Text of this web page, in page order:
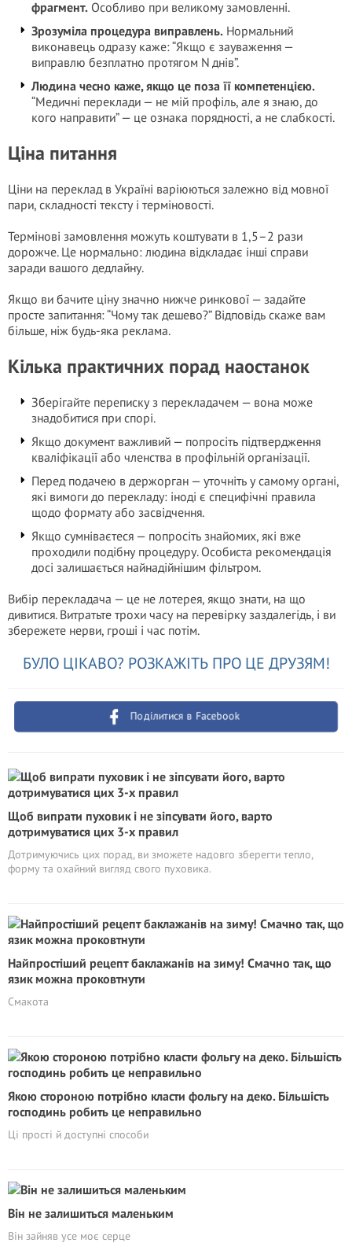
фрагмент. Особливо при великому замовленні.
Зрозуміла процедура виправлень. Нормальний
виконавець одразу каже: “Якщо є зауваження —
виправлю безплатно протягом N днів”.
Людина чесно каже, якщо це поза її компетенцією.
“Медичні переклади — не мій профіль, але я знаю, до
кого направити” — це ознака порядності, а не слабкості.
Ціна питання
Ціни на переклад в Україні варіюються залежно від мовної
пари, складності тексту і терміновості.
Термінові замовлення можуть коштувати в 1,5–2 рази
дорожче. Це нормально: людина відкладає інші справи
заради вашого дедлайну.
Якщо ви бачите ціну значно нижче ринкової — задайте
просте запитання: “Чому так дешево?” Відповідь скаже вам
більше, ніж будь-яка реклама.
Кілька практичних порад наостанок
Зберігайте переписку з перекладачем — вона може
знадобитися при спорі.
Якщо документ важливий — попросіть підтвердження
кваліфікації або членства в профільній організації.
Перед подачею в держорган — уточніть у самому органі,
які вимоги до перекладу: іноді є специфічні правила
щодо формату або засвідчення.
Якщо сумніваєтеся — попросіть знайомих, які вже
проходили подібну процедуру. Особиста рекомендація
досі залишається найнадійнішим фільтром.
Вибір перекладача — це не лотерея, якщо знати, на що
дивитися. Витратьте трохи часу на перевірку заздалегідь, і ви
збережете нерви, гроші і час потім.
БУЛО ЦІКАВО? РОЗКАЖІТЬ ПРО ЦЕ ДРУЗЯМ!
Поділитися в Facebook
Щоб випрати пуховик і не зіпсувати його, варто
дотримуватися цих 3-х правил
Дотримуючись цих порад, ви зможете надовго зберегти тепло,
форму та охайний вигляд свого пуховика.
Найпростіший рецепт баклажанів на зиму! Смачно так, що
язик можна проковтнути
Смакота
Якою стороною потрібно класти фольгу на деко. Більшість
господинь робить це неправильно
Ці прості й доступні способи
Він не залишиться маленьким
Він зайняв усе моє серце